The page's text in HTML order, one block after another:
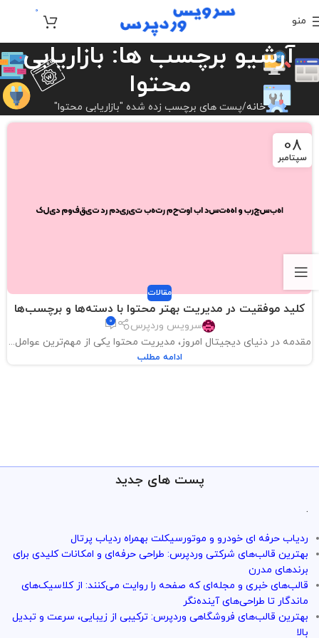
منو
0
آرشیو برچسب ها: بازاریابی
محتوا
خانه پست های برچسب زده شده "بازاریابی محتوا"
08
سپتامبر
مقالات
کلید موفقیت در مدیریت بهتر محتوا با دسته‌ها و برچسب‌ها
سرویس وردپرس 0
مقدمه در دنیای دیجیتال امروز، مدیریت محتوا یکی از مهم‌ترین عوامل...
ادامه مطلب
پست های جدید
.
ردیاب حرفه ای خودرو و موتورسیکلت بهمراه ردیاب پرتال
بهترین قالب‌های شرکتی وردپرس: طراحی حرفه‌ای و امکانات کلیدی برای
برندهای مدرن
قالب‌های خبری و مجله‌ای که صفحه را روایت می‌کنند: از کلاسیک‌های
ماندگار تا طراحی‌های آینده‌نگر
بهترین قالب‌های فروشگاهی وردپرس: ترکیبی از زیبایی، سرعت و تبدیل
بالا